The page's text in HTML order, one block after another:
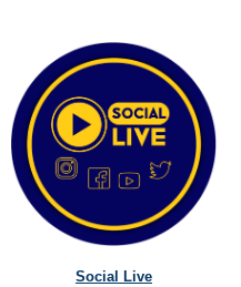
Social Live